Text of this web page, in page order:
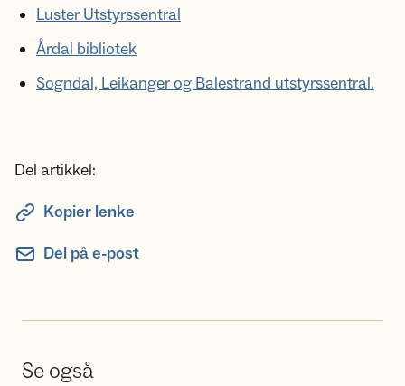
Luster Utstyrssentral
Årdal bibliotek
Sogndal, Leikanger og Balestrand utstyrssentral.
Del artikkel:
Kopier lenke
Del på e-post
Se også